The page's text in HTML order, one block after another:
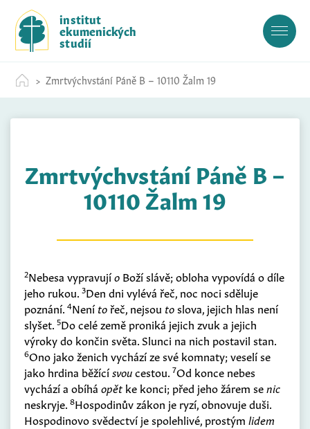
c
institut
ekumenických
studií
Zmrtvýchvstání Páně B – 10110 Žalm 19
Zmrtvýchvstání Páně B –
10110 Žalm 19
2Nebesa vypravujío Boží slávě; obloha vypovídá o díle
jeho rukou. 3Den dni vylévá řeč, noc noci sděluje
poznání. 4Neníto řeč, nejsou toslova, jejich hlas není
slyšet. 5Do celé země proniká jejich zvuk a jejich
výroky do končin světa. Slunci na nich postavil stan.
6Ono jako ženich vychází ze své komnaty; veselí se
jako hrdina běžícísvoucestou. 7Od konce nebes
vychází a obíhá opět ke konci; před jeho žárem senic
neskryje. 8Hospodinův zákon je ryzí, obnovuje duši.
Hospodinovo svědectví je spolehlivé, prostým lidem